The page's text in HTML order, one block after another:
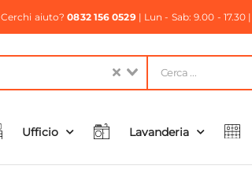
Cerchi aiuto?0832 156 0529| Lun - Sab: 9.00 - 17.30 |
Ufficio Lavanderia